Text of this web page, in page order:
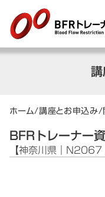
ホーム/講座とお申込み/
BFRトレーナー
【神奈川県｜